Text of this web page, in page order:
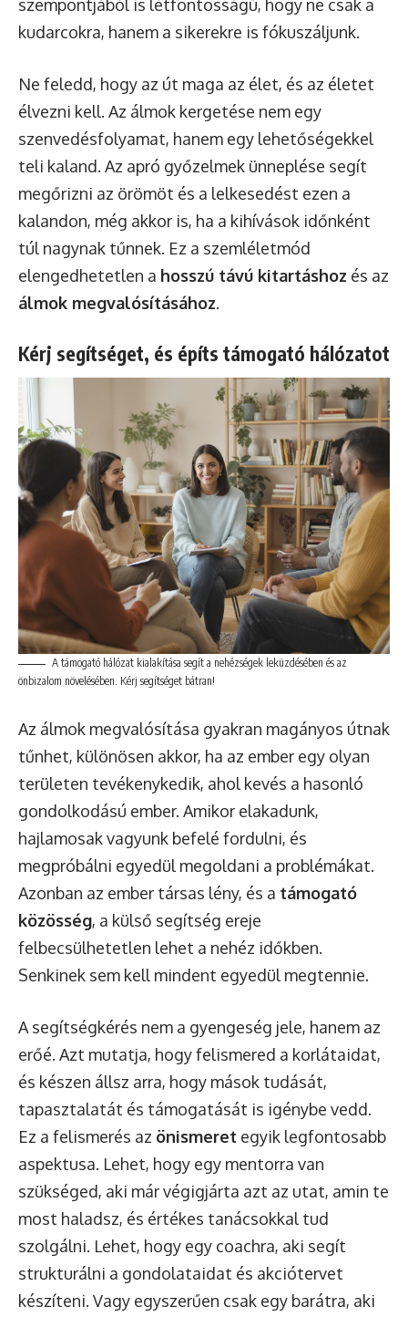
szempontjából is létfontosságú, hogy ne csak a
kudarcokra, hanem a sikerekre is fókuszáljunk.
Ne feledd, hogy az út maga az élet, és az életet
élvezni kell. Az álmok kergetése nem egy
szenvedésfolyamat, hanem egy lehetőségekkel
teli kaland. Az apró győzelmek ünneplése segít
megőrizni az örömöt és a lelkesedést ezen a
kalandon, még akkor is, ha a kihívások időnként
túl nagynak tűnnek. Ez a szemléletmód
elengedhetetlen a hosszú távú kitartáshoz és az
álmok megvalósításához.
Kérj segítséget, és építs támogató hálózatot
A támogató hálózat kialakítása segít a nehézségek leküzdésében és az
önbizalom növelésében. Kérj segítséget bátran!
Az álmok megvalósítása gyakran magányos útnak
tűnhet, különösen akkor, ha az ember egy olyan
területen tevékenykedik, ahol kevés a hasonló
gondolkodású ember. Amikor elakadunk,
hajlamosak vagyunk befelé fordulni, és
megpróbálni egyedül megoldani a problémákat.
Azonban az ember társas lény, és a támogató
közösség, a külső segítség ereje
felbecsülhetetlen lehet a nehéz időkben.
Senkinek sem kell mindent egyedül megtennie.
A segítségkérés nem a gyengeség jele, hanem az
erőé. Azt mutatja, hogy felismered a korlátaidat,
és készen állsz arra, hogy mások tudását,
tapasztalatát és támogatását is igénybe vedd.
Ez a felismerés az önismeret egyik legfontosabb
aspektusa. Lehet, hogy egy mentorra van
szükséged, aki már végigjárta azt az utat, amin te
most haladsz, és értékes tanácsokkal tud
szolgálni. Lehet, hogy egy coachra, aki segít
strukturálni a gondolataidat és akciótervet
készíteni. Vagy egyszerűen csak egy barátra, aki